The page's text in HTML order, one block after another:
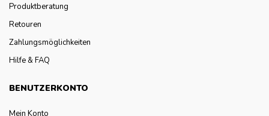
Produktberatung
Retouren
Zahlungsmöglichkeiten
Hilfe & FAQ
BENUTZERKONTO
Mein Konto